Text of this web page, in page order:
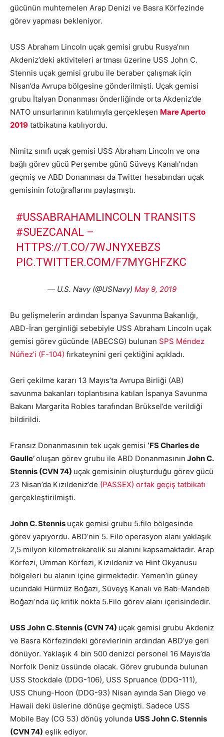
gücünün muhtemelen Arap Denizi ve Basra Körfezinde
görev yapması bekleniyor.
USS Abraham Lincoln uçak gemisi grubu Rusya’nın
Akdeniz’deki aktiviteleri artması üzerine USS John C.
Stennis uçak gemisi grubu ile beraber çalışmak için
Nisan’da Avrupa bölgesine gönderilmişti. Uçak gemisi
grubu İtalyan Donanması önderliğinde orta Akdeniz’de
NATO unsurlarının katılımıyla gerçekleşen Mare Aperto
2019 tatbikatına katılıyordu.
Nimitz sınıfı uçak gemisi USS Abraham Lincoln ve ona
bağlı görev gücü Perşembe günü Süveyş Kanalı’ndan
geçmiş ve ABD Donanması da Twitter hesabından uçak
gemisinin fotoğraflarını paylaşmıştı.
#USSABRAHAMLINCOLN TRANSITS
#SUEZCANAL –
HTTPS://T.CO/7WJNYXEBZS
PIC.TWITTER.COM/F7MYGHFZKC
— U.S. Navy (@USNavy) May 9, 2019
Bu gelişmelerin ardından İspanya Savunma Bakanlığı,
ABD-İran gerginliği sebebiyle USS Abraham Lincoln uçak
gemisi görev gücünde (ABECSG) bulunan SPS Méndez
Núñez’i (F-104) fırkateynini geri çektiğini açıkladı.
Geri çekilme kararı 13 Mayıs’ta Avrupa Birliği (AB)
savunma bakanları toplantısına katılan İspanya Savunma
Bakanı Margarita Robles tarafından Brüksel’de verildiği
bildirildi.
Fransız Donanmasının tek uçak gemisi ‘FS Charles de
Gaulle’oluşan görev grubu ile ABD Donanmasının John C.
Stennis (CVN 74) uçak gemisinin oluşturduğu görev gücü
23 Nisan’da Kızıldeniz’de (PASSEX) ortak geçiş tatbikatı
gerçekleştirilmişti.
John C. Stennis uçak gemisi grubu 5.filo bölgesinde
görev yapıyordu. ABD’nin 5. Filo operasyon alanı yaklaşık
2,5 milyon kilometrekarelik su alanını kapsamaktadır. Arap
Körfezi, Umman Körfezi, Kızıldeniz ve Hint Okyanusu
bölgeleri bu alanın içine girmektedir. Yemen’in güney
ucundaki Hürmüz Boğazı, Süveyş Kanalı ve Bab-Mandeb
Boğazı’nda üç kritik nokta 5.Filo görev alanı içerisindedir.
USS John C. Stennis (CVN 74) uçak gemisi grubu Akdeniz
ve Basra Körfezindeki görevlerinin ardından ABD’ye geri
dönüyor. Yaklaşık 4 bin 500 denizci personel 16 Mayıs’da
Norfolk Deniz üssünde olacak. Görev grubunda bulunan
USS Stockdale (DDG-106), USS Spruance (DDG-111),
USS Chung-Hoon (DDG-93) Nisan ayında San Diego ve
Hawaii deki üslerine dönüşe geçmişti. Sadece USS
Mobile Bay (CG 53) dönüş yolunda USS John C. Stennis
(CVN 74) eşlik ediyor.